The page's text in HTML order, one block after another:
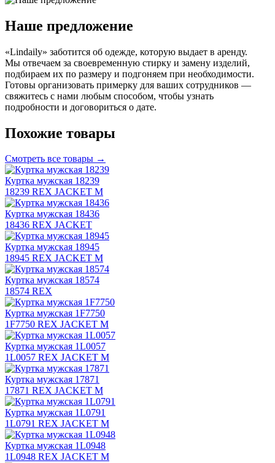
Наше предложение
«Lindaily» заботится об одежде, которую выдает в аренду.
Мы отвечаем за своевременную стирку и замену изделий,
подбираем их по размеру и подгоняем при необходимости.
Готовы организовать примерку для ваших сотрудников —
свяжитесь с нами любым способом, чтобы узнать
подробности и договориться о дате.
Похожие товары
Смотреть все товары →
Куртка мужская 18239
18239 REX JACKET M
Куртка мужская 18436
18436 REX JACKET
Куртка мужская 18945
18945 REX JACKET M
Куртка мужская 18574
18574 REX
Куртка мужская 1F7750
1F7750 REX JACKET M
Куртка мужская 1L0057
1L0057 REX JACKET M
Куртка мужская 17871
17871 REX JACKET M
Куртка мужская 1L0791
1L0791 REX JACKET M
Куртка мужская 1L0948
1L0948 REX JACKET M